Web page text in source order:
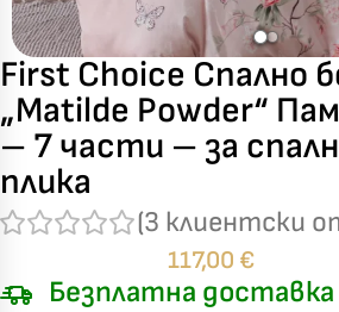
First Choice Спално
„Matilde Powder“
– 7 части – за
плика
(3 клиентски
117,00 €
Безплатна доставка